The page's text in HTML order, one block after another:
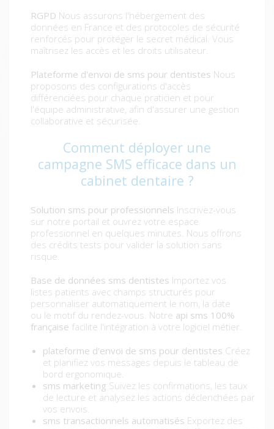
RGPD Nous assurons l'hébergement des
données en France et des protocoles de sécurité
renforcés pour protéger le secret médical. Vous
maîtrisez les accès et les droits utilisateur.
Plateforme d'envoi de sms pour dentistes Nous
proposons des configurations d'accès
différenciées pour chaque praticien et pour
l'équipe administrative, afin d'assurer une gestion
collaborative et sécurisée.
Comment déployer une
campagne SMS efficace dans un
cabinet dentaire ?
Solution sms pour professionnels Inscrivez-vous
sur notre portail et ouvrez votre espace
professionnel en quelques minutes. Nous offrons
des crédits tests pour valider la solution sans
risque.
Base de données sms dentistes Importez vos
listes patients avec champs structurés pour
personnaliser automatiquement le nom, la date
ou le motif du rendez-vous. Notre api sms 100%
française facilite l'intégration à votre logiciel métier.
plateforme d'envoi de sms pour dentistes Créez
et planifiez vos messages depuis le tableau de
bord ergonomique.
sms marketing Suivez les confirmations, les taux
de lecture et analysez les actions déclenchées par
vos envois.
sms transactionnels automatisés Exportez des